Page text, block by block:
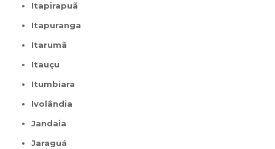
Itapirapuã
Itapuranga
Itarumã
Itauçu
Itumbiara
Ivolândia
Jandaia
Jaraguá